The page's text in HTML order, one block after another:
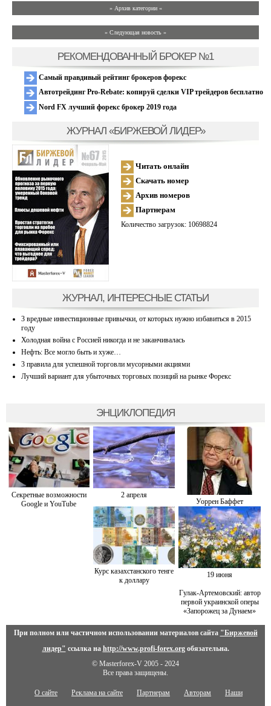
» Архив категории «
» Следующая новость »
РЕКОМЕНДОВАННЫЙ БРОКЕР №1
Самый правдивый рейтинг брокеров форекс
Автотрейдинг Pro-Rebate: копируй сделки VIP трейдеров бесплатно
Nord FX лучший форекс брокер 2019 года
ЖУРНАЛ «БИРЖЕВОЙ ЛИДЕР»
Читать онлайн
Скачать номер
Архив номеров
Партнерам
Количество загрузок: 10698824
ЖУРНАЛ, ИНТЕРЕСНЫЕ СТАТЬИ
3 вредные инвестиционные привычки, от которых нужно избавиться в 2015
году
Холодная война с Россией никогда и не заканчивалась
Нефть: Все могло быть и хуже…
3 правила для успешной торговли мусорными акциями
Лучший вариант для убыточных торговых позиций на рынке Форекс
ЭНЦИКЛОПЕДИЯ
Секретные возможности
Google и YouTube
2 апреля
Уоррен Баффет
Курс казахстанского тенге
к доллару
19 июня
Гулак-Артемовский: автор
первой украинской оперы
«Запорожец за Дунаем»
При полном или частичном использовании материалов сайта "Биржевой
лидер" ссылка на http://www.profi-forex.orgобязательна.
© Masterforex-V 2005 - 2024
Все права защищены.
О сайте Реклама на сайте Партнерам Авторам Наши